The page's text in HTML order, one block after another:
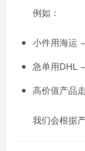
例如：
小件用海运
急单用DHL
高价值产品
我们会根据